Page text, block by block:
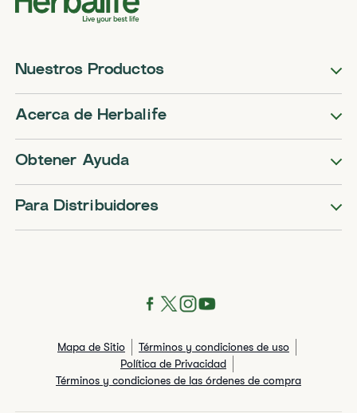
Nuestros Productos
Acerca de Herbalife
Obtener Ayuda
Para Distribuidores
Mapa de Sitio
Términos y condiciones de uso
Política de Privacidad
Términos y condiciones de las órdenes de compra